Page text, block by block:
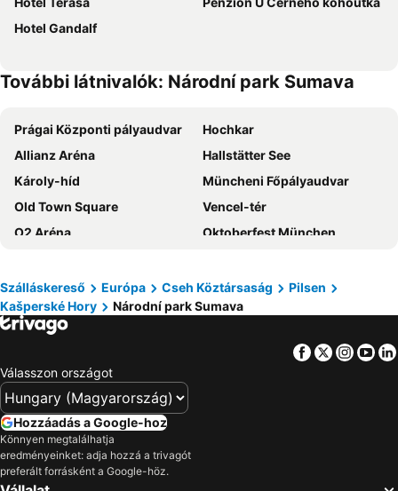
Hotel Gandalf
További látnivalók: Národní park Sumava
Prágai Központi pályaudvar
Hochkar
Allianz Aréna
Hallstätter See
Károly-híd
Müncheni Főpályaudvar
Old Town Square
Vencel-tér
O2 Aréna
Oktoberfest München
St. Pölten Vasútállomás
Salzburg Vasútállomás
München Olympia Park
Ötschergräben
Óvárosi hídtorony
Müncheni Repülőtér
Florenc Bus Terminal
München-Ost vasútállomás
Wachaubad fürdő
Staré Město
Szálláskereső Európa Cseh Köztársaság
Pilsen
Kašperské Hory
Národní park Sumava
Facebook
Twitter
Válasszon országot
Hozzáadás a Google-hoz
Könnyen megtalálhatja
eredményeinket: adja hozzá a trivagót
preferált forrásként a Google-höz.